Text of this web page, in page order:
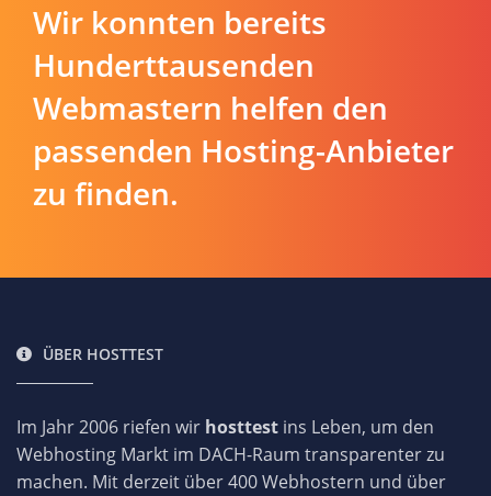
Wir konnten bereits
Hunderttausenden
Webmastern helfen den
passenden Hosting-Anbieter
zu finden.
ÜBER HOSTTEST
Im Jahr 2006 riefen wir hosttest ins Leben, um den
Webhosting Markt im DACH-Raum transparenter zu
machen. Mit derzeit über 400 Webhostern und über